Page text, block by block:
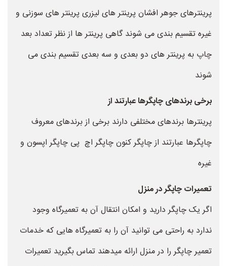
پرینترهای جوهر افشان پرینتر های لیزری پرینتر های سوزنی و
غیره تقسیم بندی می شوند گاهی پرینتر ها از نظر تعداد بعد
چاپ به پرینتر های دو بعدی و سه بعدی تقسیم بندی می
شوند
برخی برندهای چاپگرها عبارتند از
پرینترها برندهای مختلفی دارند برخی از برندهای معروف
چاپگرها عبارتند از چاپگر کنون چاپگر اچ پی چاپگر اپسون و
غیره
تعمیرات چاپگر در منزل
اگر یک چاپگر دارید و امکان انتقال آن به تعمیرگاه وجود
ندارد به راحتی می توانید آن را به تعمیرگاه هایی که خدمات
تعمیر چاپگر را در منزل ارائه میدهند تماس بگیرید تعمیرات